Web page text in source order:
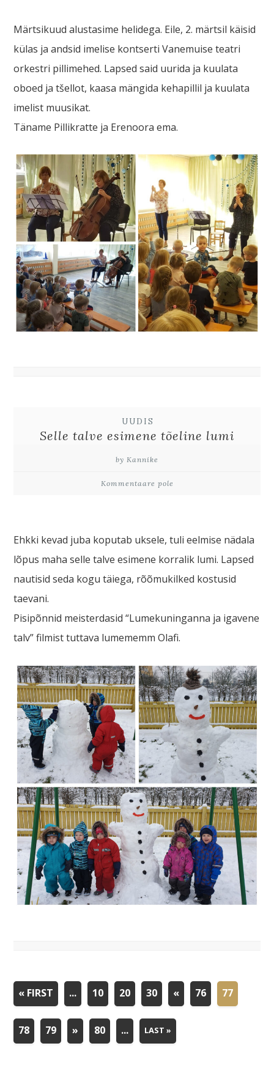
Märtsikuud alustasime helidega. Eile, 2. märtsil käisid
külas ja andsid imelise kontserti Vanemuise teatri
orkestri pillimehed. Lapsed said uurida ja kuulata
oboed ja tšellot, kaasa mängida kehapillil ja kuulata
imelist muusikat.
Täname Pillikratte ja Erenoora ema.
UUDIS
Selle talve esimene tõeline lumi
by Kannike
Kommentaare pole
Ehkki kevad juba koputab uksele, tuli eelmise nädala
lõpus maha selle talve esimene korralik lumi. Lapsed
nautisid seda kogu täiega, rõõmukilked kostusid
taevani.
Pisipõnnid meisterdasid “Lumekuninganna ja igavene
talv” filmist tuttava lumememm Olafi.
« FIRST ... 10 20 30 « 76 77
78 79 » 80 ... LAST »